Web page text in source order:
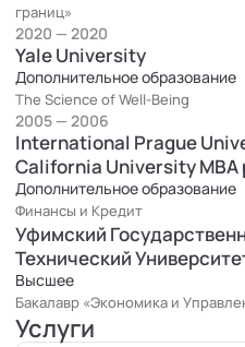
Уфимский
Технический
Высшее
Бакалавр «Экономика и
границ»
Yale University
Дополнительное образование
The Science of Well-Being
2020 — 2020
International Prague
California University MBA
Дополнительное образование
Финансы и Кредит
2005 — 2006
Услуги